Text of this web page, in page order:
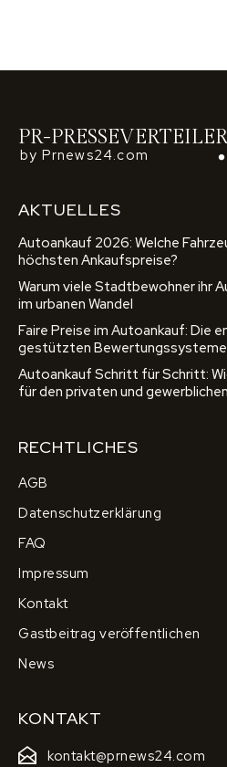
PR-PRESSEVERTEILER
by Prnews24.com
AKTUELLES
Autoankauf 2026: Welche
höchsten Ankaufspreise?
Warum viele Stadtbewohner ihr
im urbanen Wandel
Faire Preise im Autoankauf: Die
gestützten
Autoankauf Schritt für Schritt:
für den privaten und
RECHTLICHES
AGB
Datenschutzerklärung
FAQ
Impressum
Kontakt
Gastbeitrag veröffentlichen
News
KONTAKT
kontakt@prnews24.com